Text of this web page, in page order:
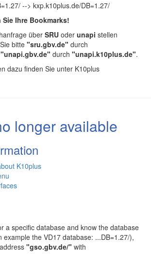
--> kxp.k10plus.de/DB=1.27/
Ihre Bookmarks!
über SRU oder unapi stellen
bitte "sru.gbv.de" durch
"unapi.gbv.de" durch "unapi.k10plus.de".
dazu finden Sie unter K10plus
longer available
K10plus
a specific database and know the database
example the VD17 database: ...DB=1.27/),
"gso.gbv.de/" with